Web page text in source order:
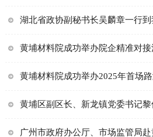
湖北省政协副秘书长吴麟章一行
黄埔材料院成功举办院企精准对接
黄埔材料院成功举办2025年首场